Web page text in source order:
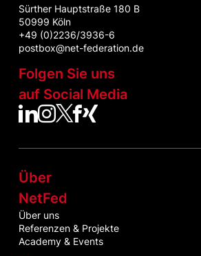
Sürther Hauptstraße 180 B
50999 Köln
+49 (0)2236/3936-6
postbox@net-federation.de
Folgen Sie uns
auf Social Media
NetFed auf LinkedIn
NetFed auf
NetFed auf
NetFed auf
NetFed auf
Über
NetFed
Über uns
Referenzen & Projekte
Academy & Events